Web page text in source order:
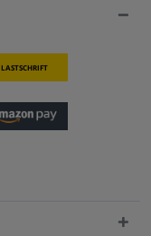
Lastschrift